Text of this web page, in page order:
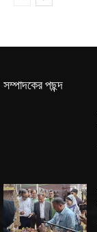
সম্পাদকের পছন্দ